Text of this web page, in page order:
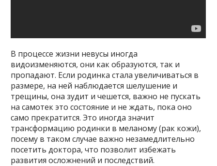
В процессе жизни невусы иногда
видоизменяются, они как образуются, так и
пропадают. Если родинка стала увеличиваться в
размере, на ней наблюдается шелушение и
трещины, она зудит и чешется, важно не пускать
на самотек это состояние и не ждать, пока оно
само прекратится. Это иногда значит
трансформацию родинки в меланому (рак кожи),
посему в таком случае важно незамедлительно
посетить доктора, что позволит избежать
развития осложнений и последствий.